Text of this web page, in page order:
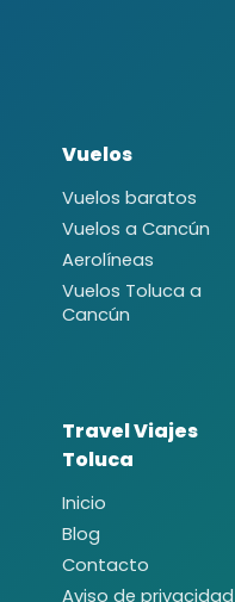
Vuelos
Vuelos baratos
Vuelos a Cancún
Aerolíneas
Vuelos Toluca a
Cancún
Travel Viajes
Toluca
Inicio
Blog
Contacto
Aviso de privacidad